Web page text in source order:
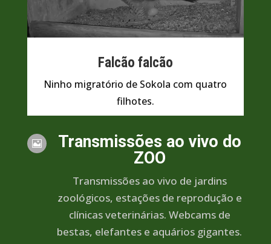
Falcão falcão
Ninho migratório de Sokola com quatro
filhotes.

Transmissões ao vivo do
ZOO
Transmissões ao vivo de jardins
zoológicos, estações de reprodução e
clínicas veterinárias. Webcams de
bestas, elefantes e aquários gigantes.